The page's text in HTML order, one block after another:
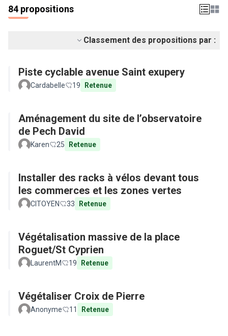
84 propositions
Classement des propositions par :
Piste cyclable avenue Saint exupery
Cardabelle 19 Retenue
Aménagement du site de l’observatoire
de Pech David
Karen 25 Retenue
Installer des racks à vélos devant tous
les commerces et les zones vertes
CITOYEN 33 Retenue
Végétalisation massive de la place
Roguet/St Cyprien
LaurentM 19 Retenue
Végétaliser Croix de Pierre
Anonyme 11 Retenue